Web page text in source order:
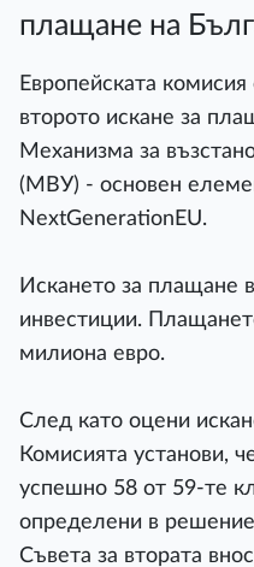
плащане на
Европейската
второто искане за
Механизма за
(МВУ) - основен
NextGenerationEU.
Искането за плащане
инвестиции.
милиона евро.
След като оцени
Комисията установи,
успешно 58 от 59-те
определени в
Съвета за втората